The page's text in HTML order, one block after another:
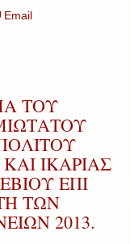
Email
ΤΟΥ
ΙΚΑΡΙΑΣ
ΕΠΙ
ΤΩΝ
2013.